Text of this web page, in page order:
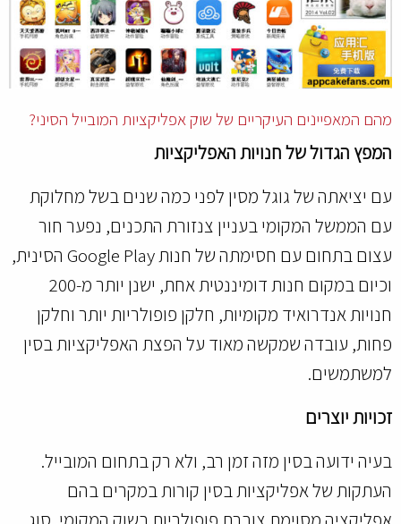
מהם המאפיינים העיקריים של שוק אפליקציות המובייל הסיני?
המפץ הגדול של חנויות האפליקציות
עם יציאתה של גוגל מסין לפני כמה שנים בשל מחלוקת
עם הממשל המקומי בעניין צנזורת התכנים, נפער חור
עצום בתחום עם חסימתה של חנות Google Play הסינית,
וכיום במקום חנות דומיננטית אחת, ישנן יותר מ-200
חנויות אנדרואיד מקומיות, חלקן פופולריות יותר וחלקן
פחות, עובדה שמקשה מאוד על הפצת האפליקציות בסין
למשתמשים.
זכויות יוצרים
בעיה ידועה בסין מזה זמן רב, ולא רק בתחום המובייל.
העתקות של אפליקציות בסין קורות במקרים בהם